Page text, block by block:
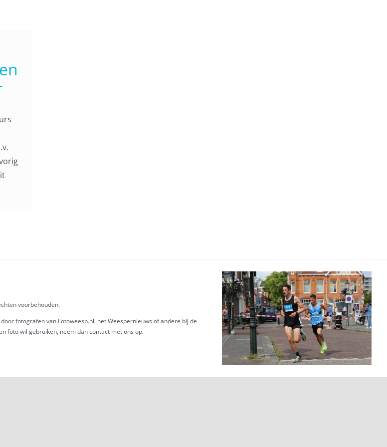
voorbehouden.
fotografen van Fotoweesp.nl, het Weespernieuws of andere bij de
foto wil gebruiken, neem dan contact met ons op.